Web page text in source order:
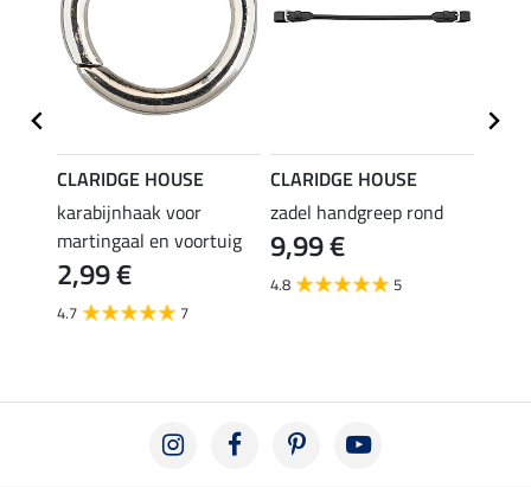
CLARIDGE HOUSE
karabijnhaak voor
martingaal en voortuig
2,99 €
4.7 7
CLARIDGE HOUSE
zadel handgreep rond
9,99 €
4.8 5